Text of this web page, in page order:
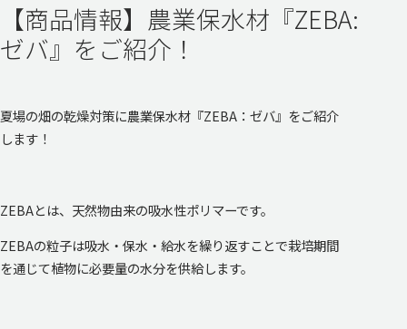
【商品情報】農業保水材『ZEBA:
ゼバ』をご紹介！
夏場の畑の乾燥対策に農業保水材『ZEBA：ゼバ』をご紹介
します！
ZEBAとは、天然物由来の吸水性ポリマーです。
ZEBAの粒子は吸水・保水・給水を繰り返すことで栽培期間
を通じて植物に必要量の水分を供給します。